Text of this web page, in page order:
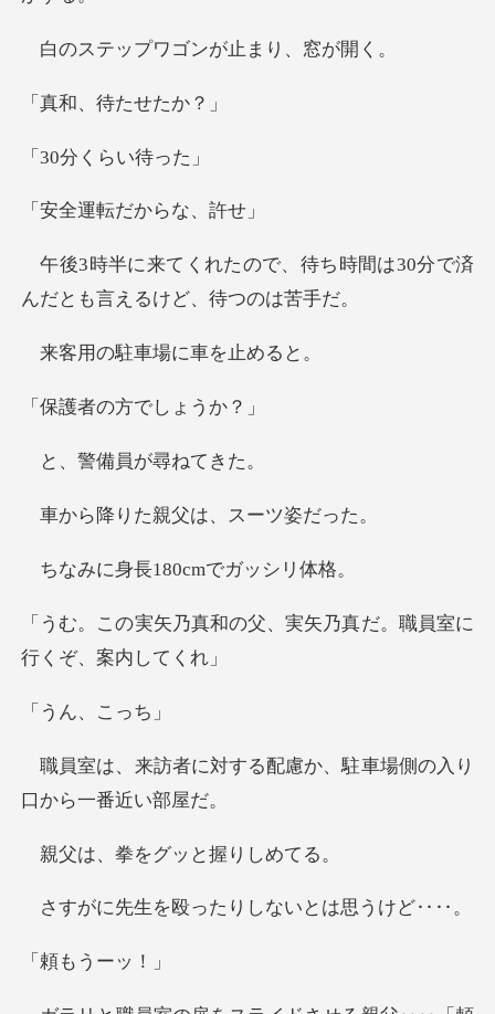
プワゴンが止
、待た
分くら
転だから
、待ち時間は30分で済
んだと
駐車場に車
の方でし
備員が尋
た親父は、ス
長180cm
の父、実矢乃真だ。職員
ん、
する配慮か、駐車場側の
拳をグッと
殴ったりしないと
もう